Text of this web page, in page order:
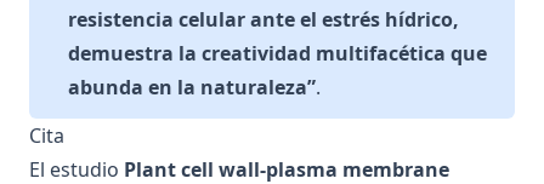
resistencia celular ante el estrés hídrico,
demuestra la creatividad multifacética que
abunda en la naturaleza”.
Cita
El estudio Plant cell wall-plasma membrane